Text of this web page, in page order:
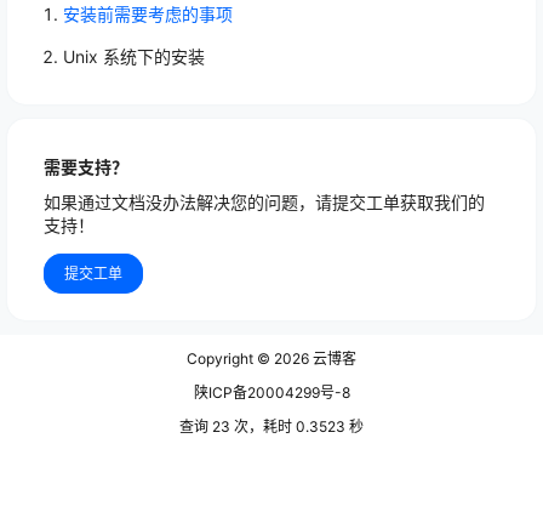
安装前需要考虑的事项
Unix 系统下的安装
需要支持？
如果通过文档没办法解决您的问题，请提交工单获取我们的
支持！
提交工单
Copyright © 2026 云博客
陕ICP备20004299号-8
查询 23 次，耗时 0.3523 秒